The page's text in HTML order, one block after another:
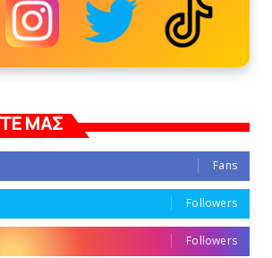
ΜΑΣ
Fans
Followers
Followers